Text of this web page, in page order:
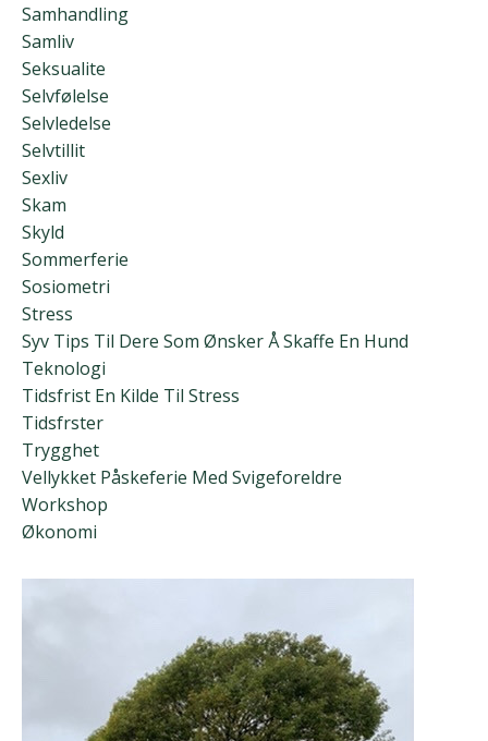
Samhandling
Samliv
Seksualite
Selvfølelse
Selvledelse
Selvtillit
Sexliv
Skam
Skyld
Sommerferie
Sosiometri
Stress
Syv Tips Til Dere Som Ønsker Å Skaffe En Hund
Teknologi
Tidsfrist En Kilde Til Stress
Tidsfrster
Trygghet
Vellykket Påskeferie Med Svigeforeldre
Workshop
Økonomi